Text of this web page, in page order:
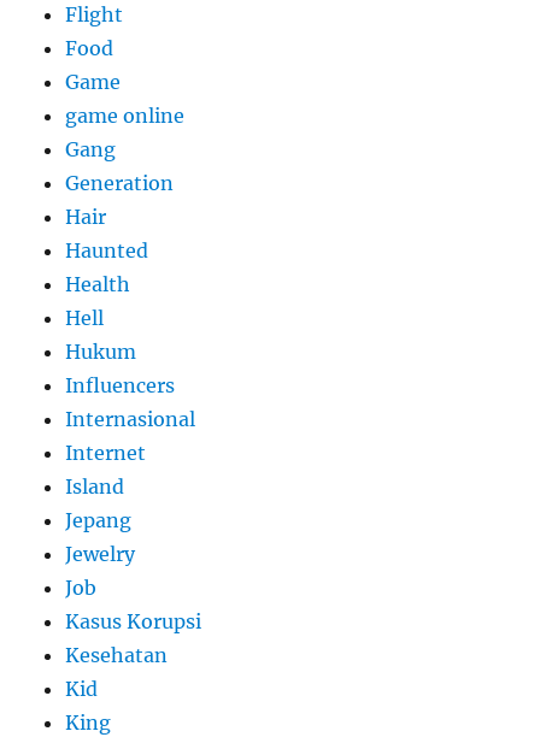
Flight
Food
Game
game online
Gang
Generation
Hair
Haunted
Health
Hell
Hukum
Influencers
Internasional
Internet
Island
Jepang
Jewelry
Job
Kasus Korupsi
Kesehatan
Kid
King